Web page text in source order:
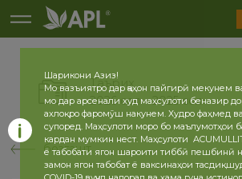
Таърих
2026 сол 2025 сол
бозгашт
Шарикони Азиз!
Мо вазъиятро дар ҷаҳон пайгирӣ мекунем
мо дар арсенали худ маҳсулоти беназир
ахлоқро фаромӯш накунем. Худро фаҳмед
супоред. Маҳсулоти моро бо маълумотҳои
кардан мумкин нест. Маҳсулоти
ё табобати ягон шароити тиббӣ пешбинӣ
замон ягон табобат ё ваксинаҳои